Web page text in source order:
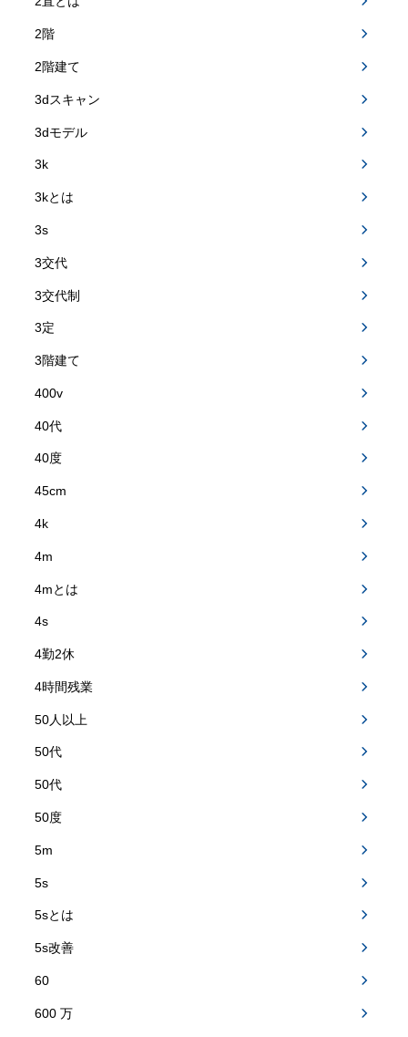
2階
2階建て
3dスキャン
3dモデル
3k
3kとは
3s
3交代
3交代制
3定
3階建て
400v
40代
40度
45cm
4k
4m
4mとは
4s
4勤2休
4時間残業
50人以上
50代
50代
50度
5m
5s
5sとは
5s改善
60
600 万